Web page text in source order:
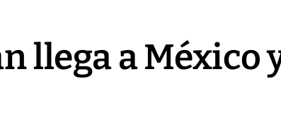
llega a México